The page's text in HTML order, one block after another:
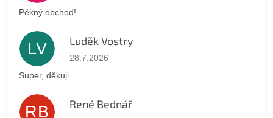
Pěkný obchod!
LV Luděk Vostry
Hodnocení obchodu je 5 z 5 hvězdiček.
28.7.2026
Super, děkuji.
RB René Bednář